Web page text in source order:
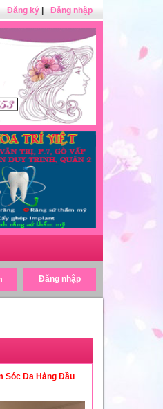
Đăng ký Đăng nhập
Đăng nhập
Sóc Da Hàng Đầu